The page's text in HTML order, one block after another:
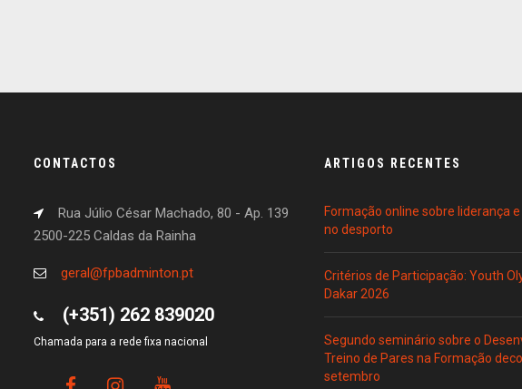
CONTACTOS
Rua Júlio César Machado, 80 - Ap. 139
2500-225 Caldas da Rainha
geral@fpbadminton.pt
(+351) 262 839020
Chamada para a rede fixa nacional
ARTIGOS RECENTES
Formação online sobre liderança
no desporto
Critérios de Participação: Youth
Dakar 2026
Segundo seminário sobre o
Treino de Pares na Formação
setembro